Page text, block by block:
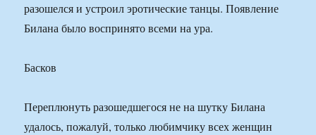
разошелся и устроил эротические танцы. Появление
Билана было воспринято всеми на ура.
Басков
Переплюнуть разошедшегося не на шутку Билана
удалось, пожалуй, только любимчику всех женщин